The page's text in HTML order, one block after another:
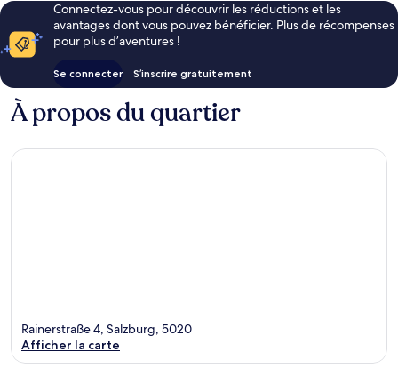
Connectez-vous pour découvrir les réductions et les
avantages dont vous pouvez bénéficier. Plus de récompenses
pour plus d’aventures !
Se connecter S’inscrire gratuitement
À propos du quartier
Rainerstraße 4, Salzburg, 5020
Afficher la carte